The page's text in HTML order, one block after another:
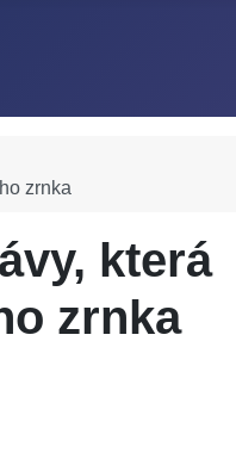
zrnka
která
zrnka